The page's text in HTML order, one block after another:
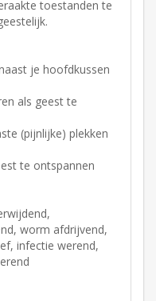
toestanden te
je hoofdkussen
als geest te
(pijnlijke) plekken
te ontspannen
worm afdrijvend,
infectie werend,